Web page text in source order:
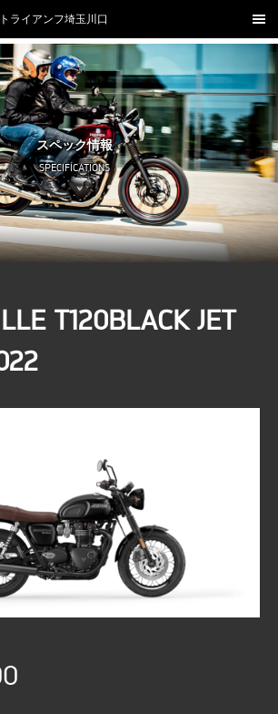
トライアンフ埼玉川口
スペック情報
SPECIFICATIONS
T120BLACK JET